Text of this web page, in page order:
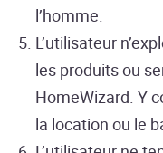
l’homme.
L’utilisateur
les produits ou
HomeWizard. Y
la location ou le